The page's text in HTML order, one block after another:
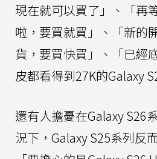
現在就可以買了」、「再
啦，要買就買」、「新的
貨，要買快買」、「已經
皮都看得到27K的Galaxy
還有人擔憂在Galaxy S26
況下，Galaxy S25系列反